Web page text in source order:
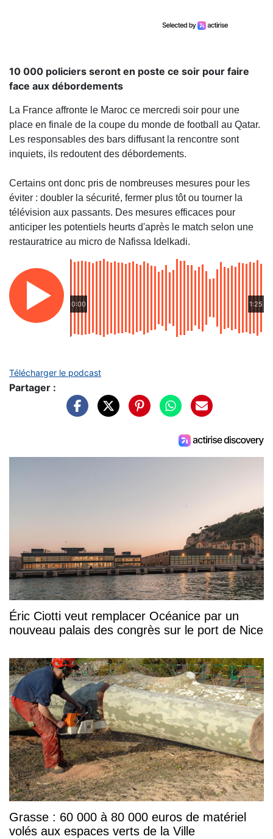
10 000 policiers seront en poste ce soir pour faire
face aux débordements
La France affronte le Maroc ce mercredi soir pour une
place en finale de la coupe du monde de football au Qatar.
Les responsables des bars diffusant la rencontre sont
inquiets, ils redoutent des débordements.
Certains ont donc pris de nombreuses mesures pour les
éviter : doubler la sécurité, fermer plus tôt ou tourner la
télévision aux passants. Des mesures efficaces pour
anticiper les potentiels heurts d'après le match selon une
restauratrice au micro de Nafissa Idelkadi.
0:00 1:25
Télécharger le podcast
Partager :
Éric Ciotti veut remplacer Océanice par un
nouveau palais des congrès sur le port de Nice
Grasse : 60 000 à 80 000 euros de matériel
volés aux espaces verts de la Ville